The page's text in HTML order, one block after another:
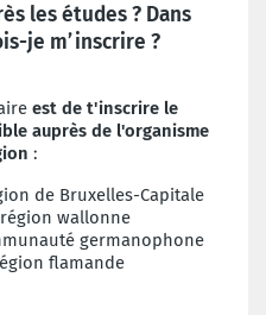
les études ? Dans
je m’inscrire ?
est de t'inscrire le
auprès de l'organisme
:
de Bruxelles-Capitale
wallonne
germanophone
flamande